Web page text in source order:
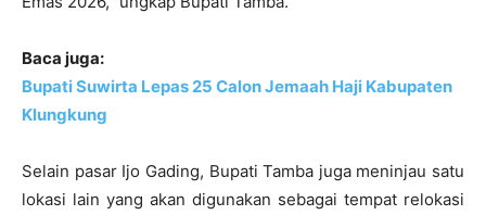
Baca juga:
Bupati Suwirta Lepas 25 Calon Jemaah Haji Kabupaten
Klungkung
Selain pasar Ijo Gading, Bupati Tamba juga meninjau satu
lokasi lain yang akan digunakan sebagai tempat relokasi